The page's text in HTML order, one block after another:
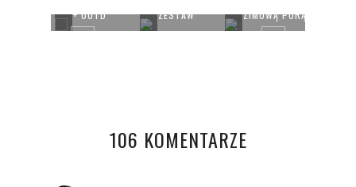
+ OOTD
ZESTAW
ZIMOWĄ PORĄ
106 KOMENTARZE